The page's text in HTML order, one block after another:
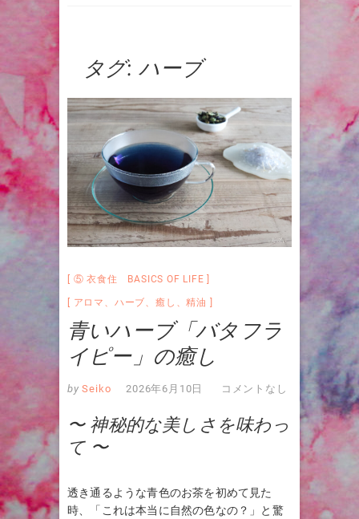
タグ: ハーブ
⑤ 衣食住 BASICS OF LIFE
アロマ 、 ハーブ、癒し 、精油
青いハーブ「バタフラ
イピー」の癒し
by Seiko 2026年6月10日 コメントなし
〜 神秘的な美しさを味わっ
て 〜
透き通るような青色のお茶を初めて見た
時、「これは本当に自然の色なの？」と驚